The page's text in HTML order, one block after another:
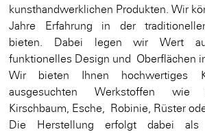
kunsthandwerklichen Produkten. Wir
Jahre Erfahrung in der
bieten. Dabei legen wir Wert
funktionelles Design und Oberflächen
Wir bieten Ihnen hochwertiges
ausgesuchten Werkstoffen wie
Kirschbaum, Esche, Robinie, Rüster
Die Herstellung erfolgt dabei als